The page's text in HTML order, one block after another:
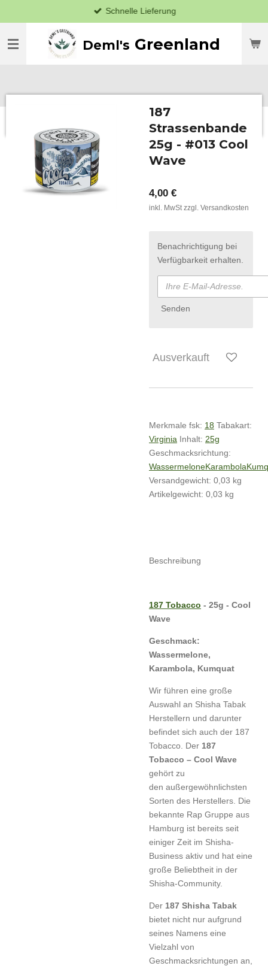
Hauptinhalt
springen
Deml's Greenland
Schnelle Lieferung
187
Strassenbande
25g - #013 Cool
Wave
4,00 €
inkl. MwSt zzgl. Versandkosten
Benachrichtigung bei
Verfügbarkeit erhalten.
Senden
Ausverkauft
Merkmale fsk: 18 Tabakart:
Virginia Inhalt: 25g
Geschmacksrichtung:
WassermeloneKarambola
Versandgewicht: 0,03 kg
Artikelgewicht: 0,03 kg
Beschreibung
187 Tobacco - 25g - Cool
Wave
Geschmack:
Wassermelone,
Karambola, Kumquat
Wir führen eine große
Auswahl an Shisha Tabak
Herstellern und darunter
befindet sich auch der 187
Tobacco. Der 187
Tobacco – Cool Wave
gehört zu
den außergewöhnlichsten
Sorten des Herstellers. Die
bekannte Rap Gruppe aus
Hamburg ist bereits seit
einiger Zeit im Shisha-
Business aktiv und hat eine
große Beliebtheit in der
Shisha-Community.
Der 187 Shisha Tabak
bietet nicht nur aufgrund
seines Namens eine
Vielzahl von
Geschmacksrichtungen an,